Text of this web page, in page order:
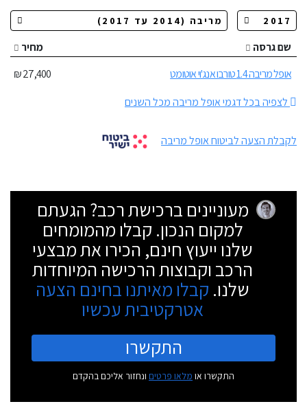
שם גרסה
מחיר
אופל מריבה 1.4 טורבו אנג'וי אוטומט
27,400 ₪
לצפיה בכל דגמי אופל מריבה מכל השנים
לקבלת הצעה לביטוח אופל מריבה
מעוניינים ברכישת רכב? הגעתם
למקום הנכון. קבלו מהמומחים
שלנו ייעוץ חינם, הכירו את מבצעי
הרכב וקבוצות הרכישה המיוחדות
שלנו. קבלו מאיתנו בחינם הצעה
אטרקטיבית עכשיו
התקשרו
התקשרו או מלאו פרטים ונחזור אליכם בהקדם